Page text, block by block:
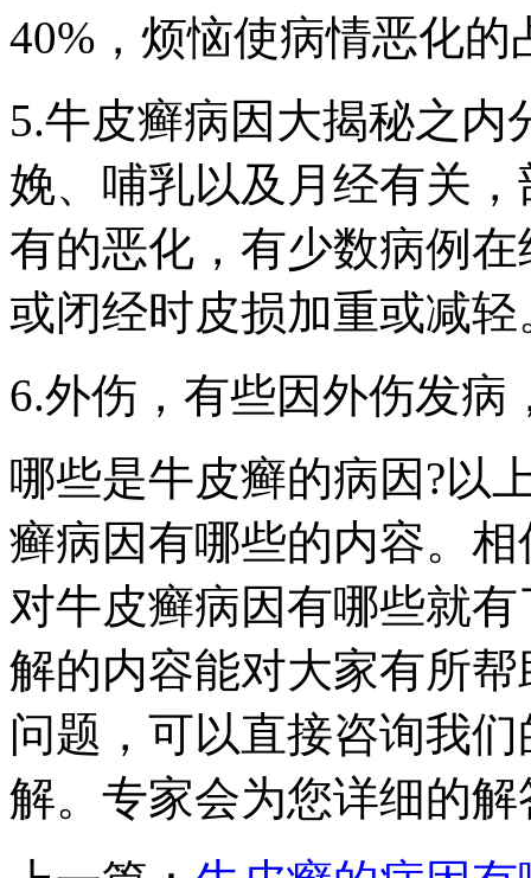
40%，烦恼使病情恶化的
5.牛皮癣病因大揭秘之
娩、哺乳以及月经有关
有的恶化，有少数病例
或闭经时皮损加重或减轻
6.外伤，有些因外伤发
哪些是牛皮癣的病因?以
癣病因有哪些的内容。
对牛皮癣病因有哪些就
解的内容能对大家有所
问题，可以直接咨询我
解。专家会为您详细的解